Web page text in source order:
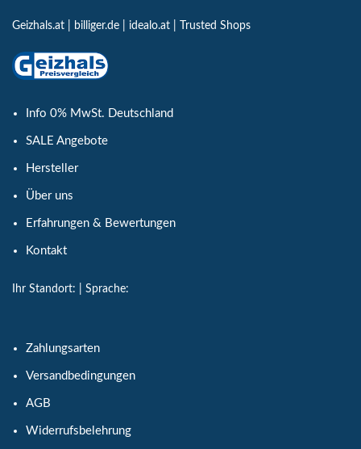
Geizhals.at billiger.de idealo.at Trusted Shops
Info 0% MwSt. Deutschland
SALE Angebote
Hersteller
Über uns
Erfahrungen & Bewertungen
Kontakt
Ihr Standort: | Sprache:
Zahlungsarten
Versandbedingungen
AGB
Widerrufsbelehrung